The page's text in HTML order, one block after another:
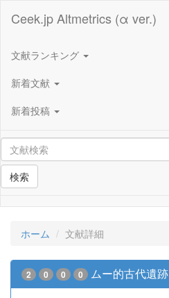
Ceek.jp Altmetrics (α ver.)
文献ランキング
新着文献
新着投稿
検索
ホーム 文献詳細
2 0 0 0 ムー的古代遺跡